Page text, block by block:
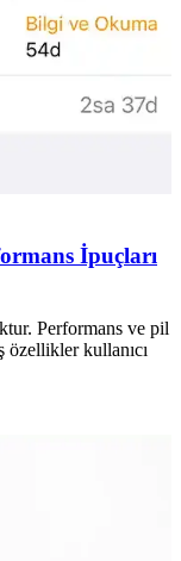
İpuçları
Performans ve pil
kullanıcı